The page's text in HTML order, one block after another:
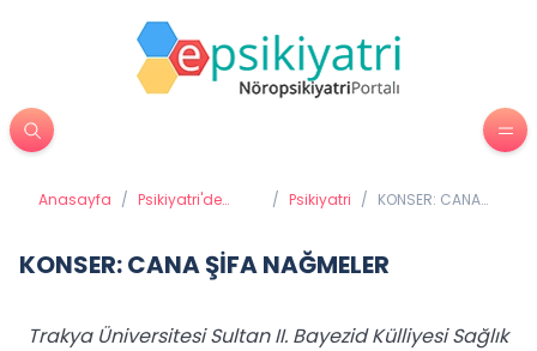
Anasayfa / Psikiyatri'de
/ Psikiyatri / KONSER: CANA
KONSER: CANA ŞİFA NAĞMELER
Trakya Üniversitesi Sultan II. Bayezid Külliyesi Sağlık